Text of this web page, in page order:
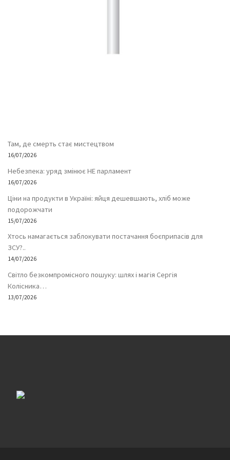
Там, де смерть стає мистецтвом
16/07/2026
Небезпека: уряд змінює НЕ парламент
16/07/2026
Ціни на продукти в Україні: яйця дешевшають, хліб може
подорожчати
15/07/2026
Хтось намагається заблокувати постачання боєприпасів для
ЗСУ?..
14/07/2026
Світло безкомпромісного пошуку: шлях і магія Сергія
Колісника…
13/07/2026